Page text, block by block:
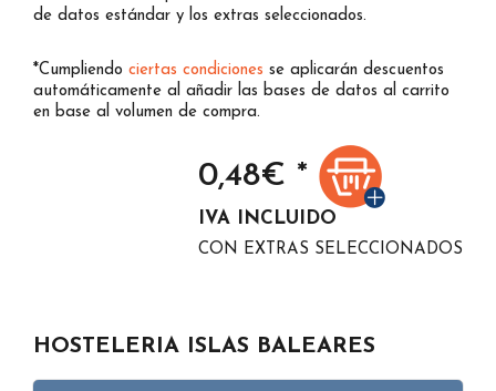
de datos estándar y los extras seleccionados.
*Cumpliendo ciertas condiciones se aplicarán descuentos
automáticamente al añadir las bases de datos al carrito
en base al volumen de compra.
0,48€ *
IVA INCLUIDO
CON EXTRAS SELECCIONADOS
HOSTELERIA ISLAS BALEARES